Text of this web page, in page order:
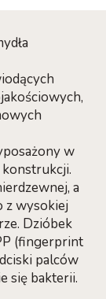
w
a
z wysokiej
Dzióbek
(fingerprint
palców
się bakterii.